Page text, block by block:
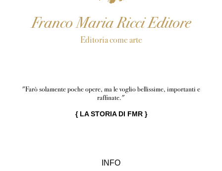
Franco Maria Ricci Editore
Editoria come arte
"Farò solamente poche opere, ma le voglio bellissime, importanti e
raffinate."
{ LA STORIA DI FMR}
INFO